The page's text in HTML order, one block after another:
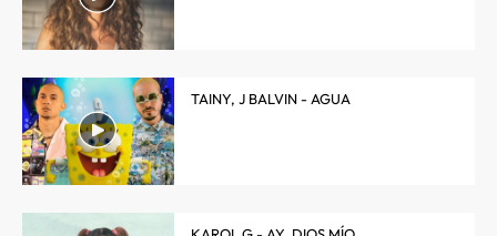
TAINY, J BALVIN - AGUA